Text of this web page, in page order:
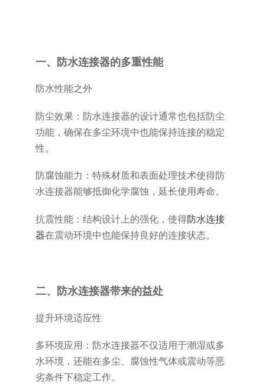
一、防水连接器的多重性能
防水性能之外
防尘效果：防水连接器的设计通常也包括防尘
功能，确保在多尘环境中也能保持连接的稳定
性。
防腐蚀能力：特殊材质和表面处理技术使得防
水连接器能够抵御化学腐蚀，延长使用寿命。
抗震性能：结构设计上的强化，使得防水连接
器在震动环境中也能保持良好的连接状态。
二、防水连接器带来的益处
提升环境适应性
多环境应用：防水连接器不仅适用于潮湿或多
水环境，还能在多尘、腐蚀性气体或震动等恶
劣条件下稳定工作。